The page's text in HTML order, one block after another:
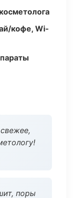
кофе, Wi-
поры